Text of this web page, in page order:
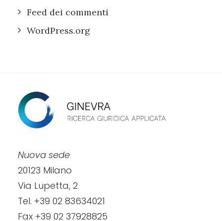
Feed dei commenti
WordPress.org
Nuova sede
20123 Milano
Via Lupetta, 2
Tel. +39 02 83634021
Fax +39 02 37928825